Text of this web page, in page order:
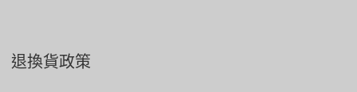
退換貨政策